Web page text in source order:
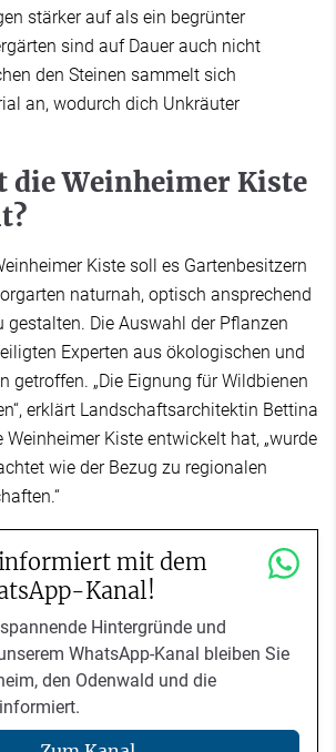
stärker auf als ein begrünter
sind auf Dauer auch nicht
den Steinen sammelt sich
an, wodurch dich Unkräuter
die Weinheimer Kiste
Kiste soll es Gartenbesitzern
naturnah, optisch ansprechend
gestalten. Die Auswahl der Pflanzen
Experten aus ökologischen und
getroffen. „Die Eignung für Wildbienen
erklärt Landschaftsarchitektin Bettina
Weinheimer Kiste entwickelt hat, „wurde
wie der Bezug zu regionalen
mit dem
Kanal!
Hintergründe und
WhatsApp-Kanal bleiben Sie
den Odenwald und die